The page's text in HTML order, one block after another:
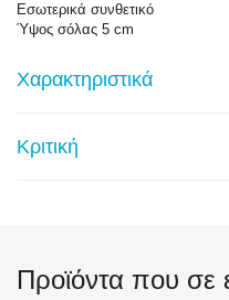
Εσωτερικά συνθετικό
Ύψος σόλας 5 cm
Χαρακτηριστικά
Κριτική
Προϊόντα που σε